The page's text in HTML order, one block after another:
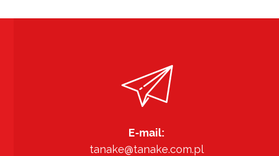
E-mail:
tanake@tanake.com.pl